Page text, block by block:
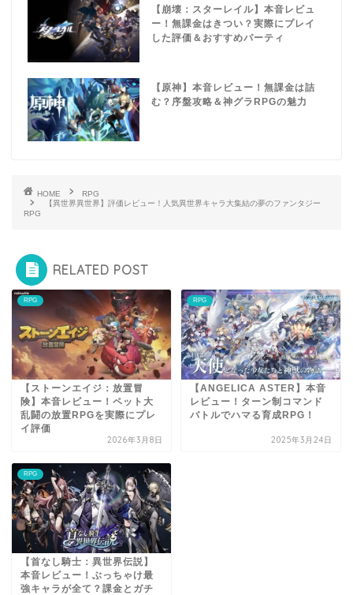
【崩壊：スターレイル】本音レビュ
ー！無課金はきつい？実際にプレイ
した評価＆おすすめパーティ
【原神】本音レビュー！無課金は詰
む？序盤攻略＆神グラRPGの魅力
HOME
RPG
【異世界異世界】評価レビュー！人気異世界キャラ大集結の夢のファンタジー
RPG
RELATED POST
RPG
【ストーンエイジ：放置冒
険】本音レビュー！ペット大
乱闘の放置RPGを実際にプレ
イ評価
2026年3月8日
RPG
【ANGELICA ASTER】本音
レビュー！ターン制コマンド
バトルでハマる育成RPG！
2025年3月24日
RPG
【首なし騎士：異世界伝説】
本音レビュー！ぶっちゃけ最
強キャラが全て？課金とガチ